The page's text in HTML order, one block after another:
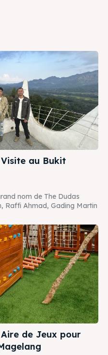
au Bukit
nom de The Dudas
Raffi Ahmad, Gading Martin
de Jeux pour